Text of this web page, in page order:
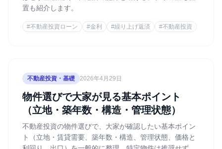
置も紹介します。
#不動産投資ローン #金利 #繰り上げ返済 #不動産投資
不動産投資・基礎 2026年4月29日
物件選びで大家が見る基本ポイント
（立地・築年数・構造・管理状態）
不動産投資の物件選びで、大家が確認したい基本ポイン
ト（立地・賃貸需要、築年数・構造、管理状態、価格と